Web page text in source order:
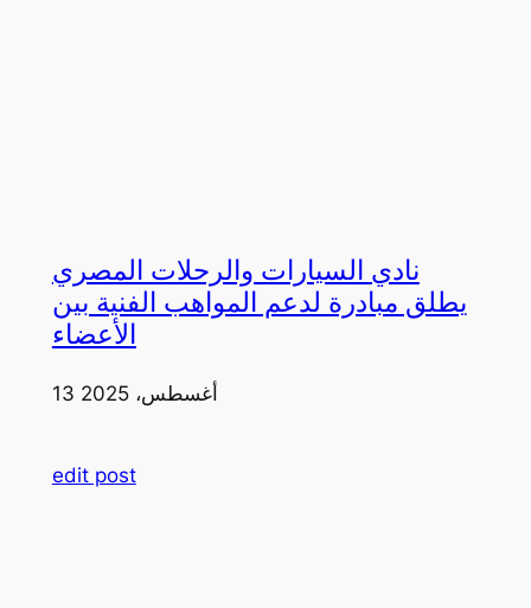
نادي السيارات والرحلات المصري
يطلق مبادرة لدعم المواهب الفنية بين
الأعضاء
13 أغسطس، 2025
edit post